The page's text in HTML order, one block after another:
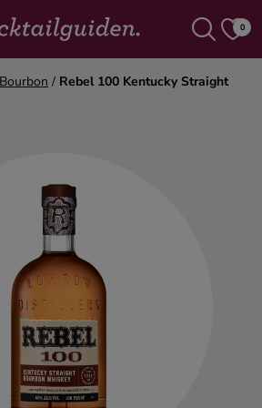
0
Bourbon / Rebel 100 Kentucky Straight